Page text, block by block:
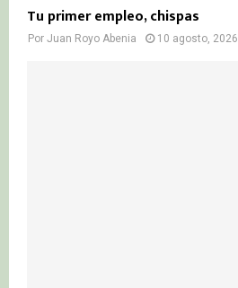
Tu primer empleo, chispas
Por Juan Royo Abenia 10 agosto, 2026